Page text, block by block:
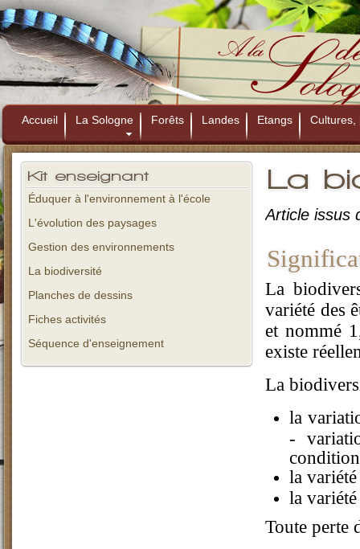
Accueil La Sologne Forêts Landes Etangs Cultures,
La
Article issus
La
variété des
et nommé
existe
La
la
-
la
la
Toute perte
Kit enseignant
Éduquer à l'environnement à l'école
L'évolution des paysages
Gestion des environnements
La biodiversité
Planches de dessins
Fiches activités
Séquence d'enseignement